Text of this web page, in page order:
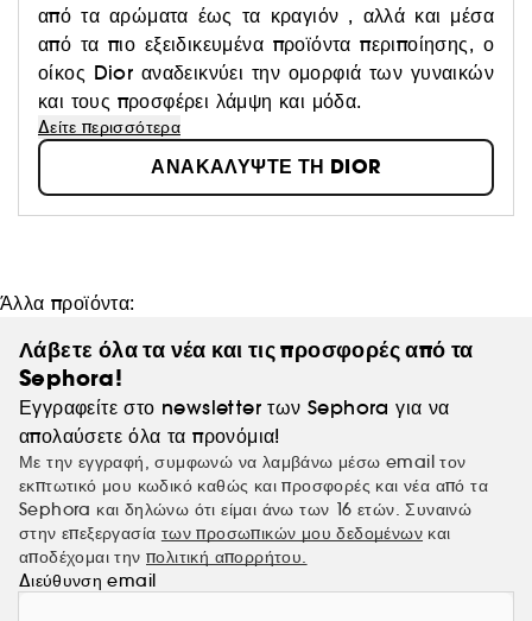
από τα αρώματα έως τα κραγιόν , αλλά και μέσα
από τα πιο εξειδικευμένα προϊόντα περιποίησης, ο
οίκος Dior αναδεικνύει την ομορφιά των γυναικών
και τους προσφέρει λάμψη και μόδα.
Δείτε περισσότερα
ΑΝΑΚΑΛΥΨΤΕ ΤΗ DIOR
Άλλα προϊόντα:
Λάβετε όλα τα νέα και τις προσφορές από τα
Sephora!
Εγγραφείτε στο newsletter των Sephora για να
απολαύσετε όλα τα προνόμια!
Με την εγγραφή, συμφωνώ να λαμβάνω μέσω email τον
εκπτωτικό μου κωδικό καθώς και προσφορές και νέα από τα
Sephora και δηλώνω ότι είμαι άνω των 16 ετών. Συναινώ
στην επεξεργασία των προσωπικών μου δεδομένων και
αποδέχομαι την πολιτική απορρήτου.
Διεύθυνση email